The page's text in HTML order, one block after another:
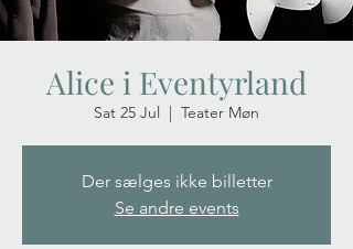
Alice i Eventyrland
Sat 25 Jul
  |
Teater Møn
Der sælges ikke billetter
Se andre events